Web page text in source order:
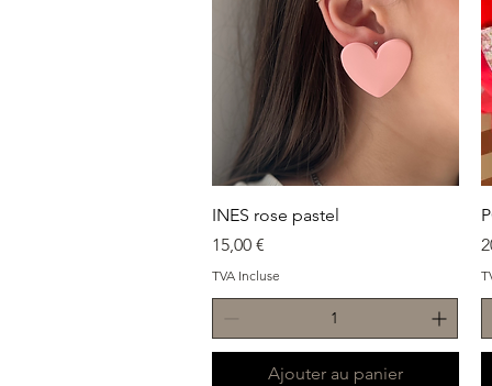
Aperçu rapide
INES rose pastel
Prix
15,00 €
TVA Incluse
Ajouter au panier